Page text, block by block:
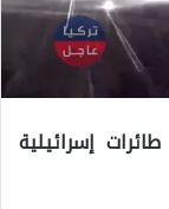
إسرائيلية